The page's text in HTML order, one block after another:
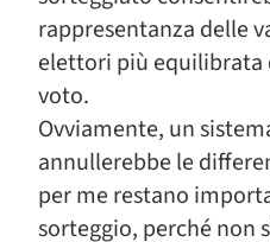
rappresentanza delle
elettori più
voto.
Ovviamente, un
annullerebbe le
per me restano
sorteggio, perché non